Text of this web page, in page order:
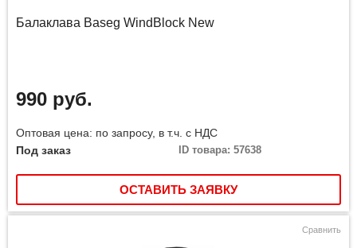
Балаклава Baseg WindBlock New
990 руб.
Оптовая цена: по запросу, в т.ч. с НДС
Под заказ
ID товара: 57638
ОСТАВИТЬ ЗАЯВКУ
Сравнить